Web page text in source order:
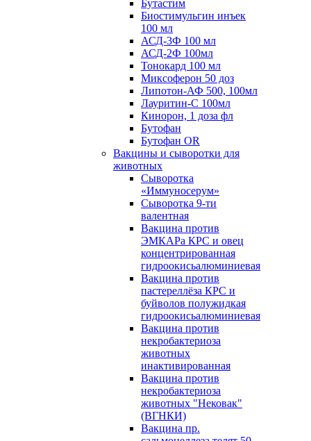
Бутастим
Биостимульгин инъек
100 мл
АСД-3Ф 100 мл
АСД-2Ф 100мл
Тонокард 100 мл
Миксоферон 50 доз
Липотон-АФ 500, 100мл
Лауритин-С 100мл
Кинорон, 1 доза фл
Бутофан
Бутофан OR
Вакцины и сыворотки для
животных
Сыворотка
«Иммуносерум»
Сыворотка 9-ти
валентная
Вакцина против
ЭМКАРа КРС и овец
концентрированная
гидроокисьалюминиевая
Вакцина против
пастереллёза КРС и
буйволов полужидкая
гидроокисьалюминиевая
Вакцина против
некробактериоза
животных
инактивированная
Вакцина против
некробактериоза
животных "Нековак"
(ВГНКИ)
Вакцина пр.